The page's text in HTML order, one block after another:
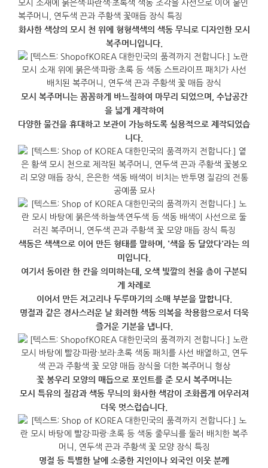
화사한 색상의 모시 천 위에 형형색색의 색동 무늬로 디자인한 모시
복주머니입니다.
모시 복주머니는 꼼꼼하게 바느질하여 마무리 되었으며, 수납공간
을 넓게 제작하여
다양한 물건을 휴대하고 보관이 가능하도록 실용적으로 제작되었습
니다.
색동은 색색으로 이어 만든 형태를 말하며, '색을 동 달았다'라는 의
미입니다.
여기서 동이란 한 칸을 의미하는데, 오색 빛깔의 천을 층이 구분되
게 차례로
이어서 만든 저고리나 두루마기의 소매 부분을 말합니다.
명절과 같은 경사스러운 날 화려한 색동 의복을 착용함으로서 더욱
즐거운 기분을 냅니다.
꽃 봉우리 모양의 매듭으로 포인트를 준 모시 복주머니는
모시 특유의 질감과 색동 무늬의 화사한 색감이 조화롭게 어우러져
더욱 멋스럽습니다.
명절 등 특별한 날에 소중한 지인이나 외국인 이웃 분께